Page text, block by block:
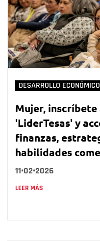
DESARROLLO ECONÓMICO
Mujer,
'LiderTesas' y
finanzas,
habilidades
11•02•2026
LEER MÁS